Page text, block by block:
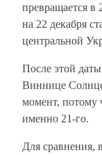
превращается
на 22 декабря
центральной
После этой
Виннице Солнце
момент, потому
именно 21-го.
Для сравнения,